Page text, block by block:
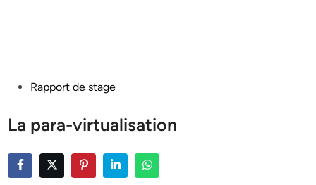
PostedRapport de stage
La para-virtualisation